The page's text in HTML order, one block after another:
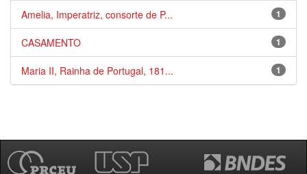
1
Amelia, Imperatriz, consorte de P...
1
CASAMENTO
1
Maria II, Rainha de Portugal, 181...